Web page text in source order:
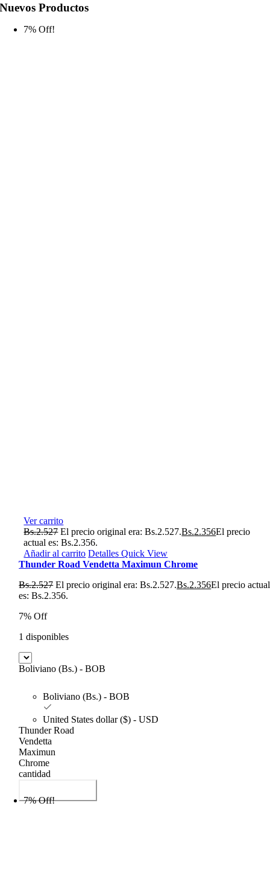
Nuevos Productos
7% Off!
Ver carrito
Bs.2.527 El precio original era: Bs.2.527.Bs.2.356El precio
actual es: Bs.2.356.
Añadir al carrito Detalles Quick View
Thunder Road Vendetta Maximun Chrome
Bs.2.527 El precio original era: Bs.2.527.Bs.2.356El precio actual
es: Bs.2.356.
7% Off
1 disponibles
Boliviano (Bs.) - BOB
Boliviano (Bs.) - BOB
United States dollar ($) - USD
Thunder Road
Vendetta
Maximun
Chrome
cantidad
7% Off!